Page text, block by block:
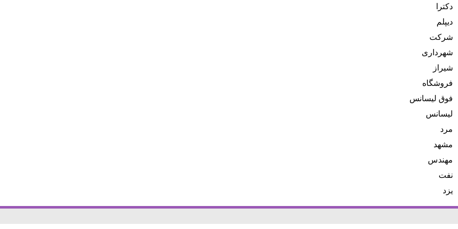
دکترا
دیپلم
شرکت
شهرداری
شیراز
فروشگاه
فوق لیسانس
لیسانس
مرد
مشهد
مهندس
نفت
یزد